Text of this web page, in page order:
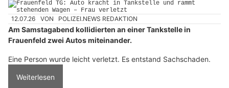
12.07.26 VON POLIZEI.NEWS REDAKTION
Am Samstagabend kollidierten an einer Tankstelle in
Frauenfeld zwei Autos miteinander.
Eine Person wurde leicht verletzt. Es entstand Sachschaden.
Weiterlesen